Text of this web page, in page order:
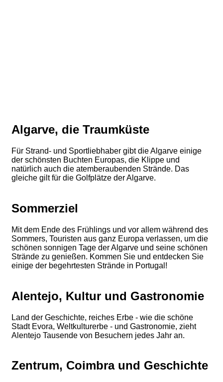
Algarve, die Traumküste
Für Strand- und Sportliebhaber gibt die Algarve einige
der schönsten Buchten Europas, die Klippe und
natürlich auch die atemberaubenden Strände. Das
gleiche gilt für die Golfplätze der Algarve.
Sommerziel
Mit dem Ende des Frühlings und vor allem während des
Sommers, Touristen aus ganz Europa verlassen, um die
schönen sonnigen Tage der Algarve und seine schönen
Strände zu genießen. Kommen Sie und entdecken Sie
einige der begehrtesten Strände in Portugal!
Alentejo, Kultur und Gastronomie
Land der Geschichte, reiches Erbe - wie die schöne
Stadt Evora, Weltkulturerbe - und Gastronomie, zieht
Alentejo Tausende von Besuchern jedes Jahr an.
Zentrum, Coimbra und Geschichte